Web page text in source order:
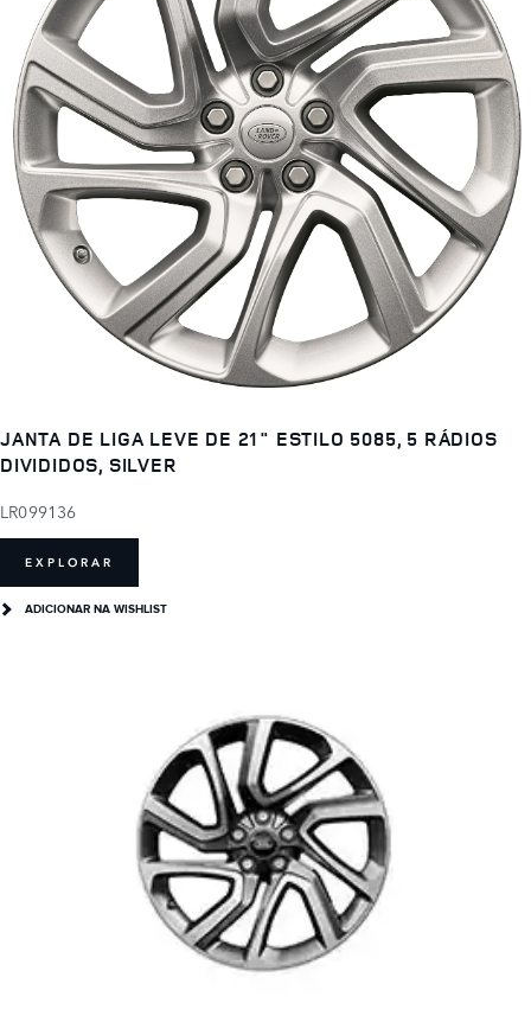
JANTA DE LIGA LEVE DE 21" ESTILO 5085, 5 RÁDIOS
DIVIDIDOS, SILVER
LR099136
EXPLORAR
ADICIONAR NA WISHLIST